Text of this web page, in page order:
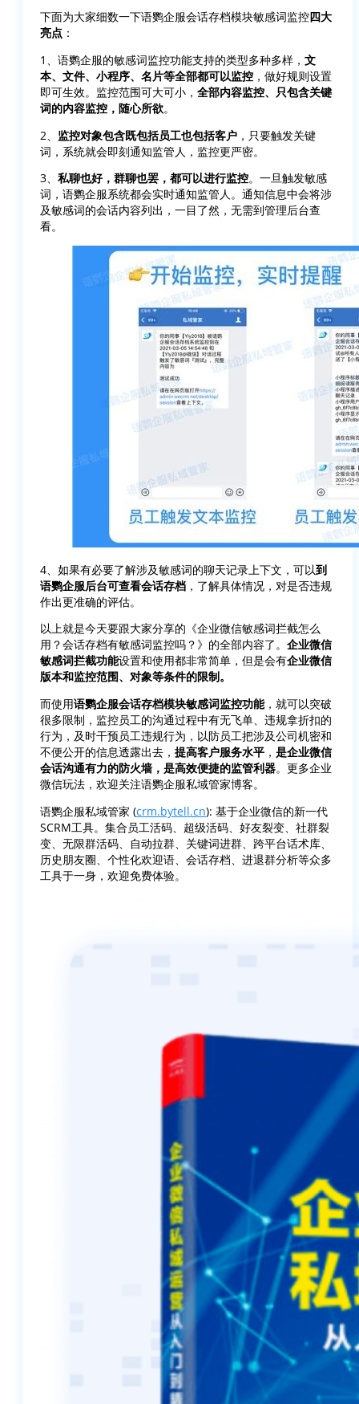
下面为大家细数一下语鹦企服会话存档模块敏感词监控四大
亮点 ：
1、语鹦企服的敏感词监控功能支持的类型多种多样， 文
本、文件、小程序、名片等全部都可以监控 ，做好规则设置
即可生效。监控范围可大可小， 全部内容监控、只包含关键
词的内容监控，随心所欲。
2、 监控对象包含既包括员工也包括客户 ，只要触发关键
词，系统就会即刻通知监管人，监控更严密。
3、 私聊也好，群聊也罢，都可以进行监控。一旦触发敏感
词，语鹦企服系统都会实时通知监管人。通知信息中会将涉
及敏感词的会话内容列出，一目了然，无需到管理后台查
看。
4、如果有必要了解涉及敏感词的聊天记录上下文，可以到
语鹦企服后台可查看会话存档 ，了解具体情况，对是否违规
作出更准确的评估。
以上就是今天要跟大家分享的《企业微信敏感词拦截怎么
用？会话存档有敏感词监控吗？》的全部内容了。 企业微信
敏感词拦截功能设置和使用都非常简单，但是会有企业微信
版本和监控范围、对象等条件的限制。
而使用语鹦企服会话存档模块敏感词监控功能，就可以突破
很多限制，监控员工的沟通过程中有无飞单、违规拿折扣的
行为，及时干预员工违规行为，以防员工把涉及公司机密和
不便公开的信息透露出去， 提高客户服务水平 ， 是企业微信
会话沟通有力的防火墙，是高效便捷的监管利器。更多企业
微信玩法，欢迎关注语鹦企服私域管家博客。
语鹦企服私域管家 (crm.bytell.cn): 基于企业微信的新一代
SCRM工具。集合员工活码、超级活码、好友裂变、社群裂
变、无限群活码、自动拉群、关键词进群、跨平台话术库、
历史朋友圈、个性化欢迎语、会话存档、进退群分析等众多
工具于一身，欢迎免费体验。